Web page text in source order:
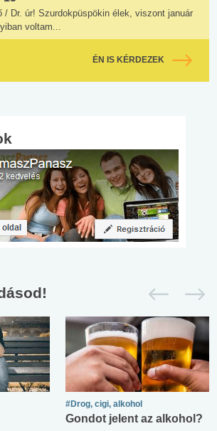
/ Dr. úr! Szurdokpüspökin élek, viszont január
voltam...
ÉN IS KÉRDEZEK
#Drog, cigi, alkohol
Gondot jelent az alkohol?